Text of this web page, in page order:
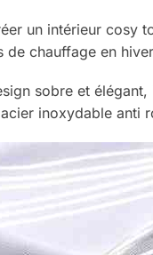
un intérieur cosy
chauffage en
sobre et élégant,
inoxydable anti